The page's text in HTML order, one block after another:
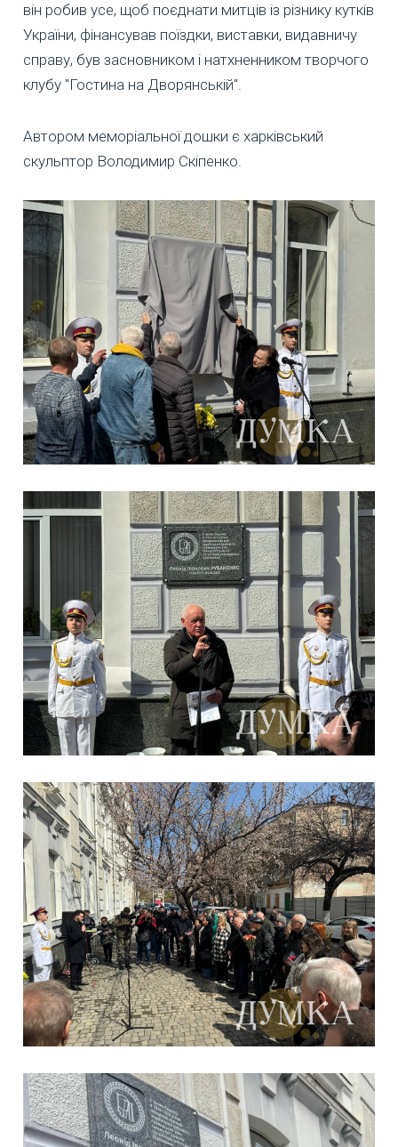
він робив усе, щоб поєднати митців із різнику кутків
України, фінансував поїздки, виставки, видавничу
справу, був засновником і натхненником творчого
клубу "Гостина на Дворянській".
Автором меморіальної дошки є харківський
скульптор Володимир Скіпенко.